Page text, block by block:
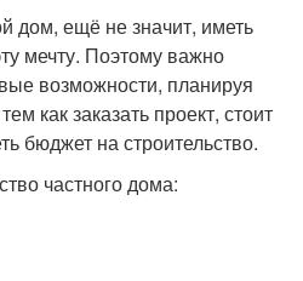
дом, ещё не значит, иметь
мечту. Поэтому важно
возможности, планируя
как заказать проект, стоит
бюджет на строительство.
частного дома: